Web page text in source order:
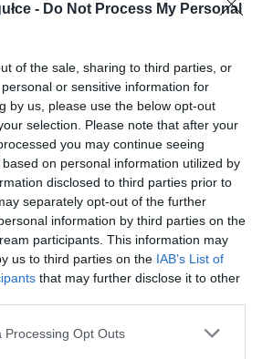
- Do Not Process My Personal
of the sale, sharing to third parties, or
or sensitive information for
by us, please use the below opt-out
selection. Please note that after your
you may continue seeing
on personal information utilized by
disclosed to third parties prior to
separately opt-out of the further
information by third parties on the
participants. This information may
us to third parties on the IAB’s List of
that may further disclose it to other
Processing Opt Outs